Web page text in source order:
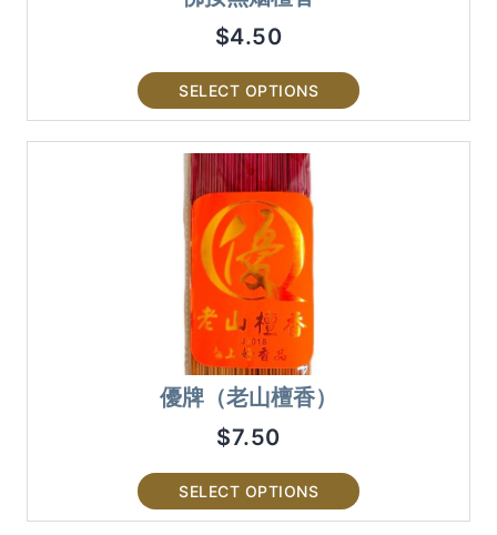
$4.50
SELECT OPTIONS
優牌（老山檀香）
$7.50
SELECT OPTIONS